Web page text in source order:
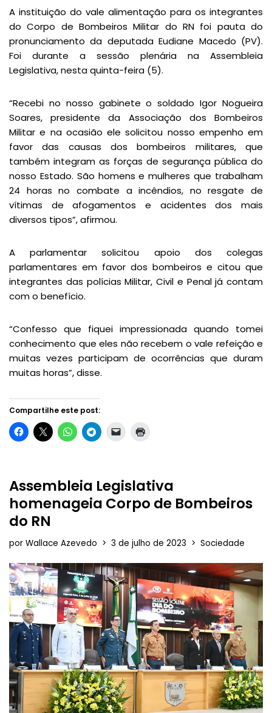
A instituição do vale alimentação para os integrantes
do Corpo de Bombeiros Militar do RN foi pauta do
pronunciamento da deputada Eudiane Macedo (PV).
Foi durante a sessão plenária na Assembleia
Legislativa, nesta quinta-feira (5).
“Recebi no nosso gabinete o soldado Igor Nogueira
Soares, presidente da Associação dos Bombeiros
Militar e na ocasião ele solicitou nosso empenho em
favor das causas dos bombeiros militares, que
também integram as forças de segurança pública do
nosso Estado. São homens e mulheres que trabalham
24 horas no combate a incêndios, no resgate de
vítimas de afogamentos e acidentes dos mais
diversos tipos”, afirmou.
A parlamentar solicitou apoio dos colegas
parlamentares em favor dos bombeiros e citou que
integrantes das polícias Militar, Civil e Penal já contam
com o benefício.
“Confesso que fiquei impressionada quando tomei
conhecimento que eles não recebem o vale refeição e
muitas vezes participam de ocorrências que duram
muitas horas”, disse.
Compartilhe este post:
Assembleia Legislativa
homenageia Corpo de Bombeiros
do RN
por Wallace Azevedo 3 de julho de 2023 Sociedade